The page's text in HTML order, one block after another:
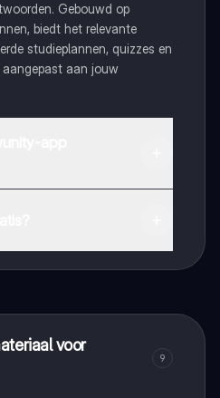
Gebouwd op
biedt het relevante
studieplannen, quizzes en
aan jouw
voor
9